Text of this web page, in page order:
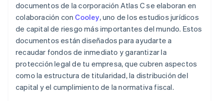
documentos de la corporación Atlas C se elaboran en
colaboración con Cooley, uno de los estudios jurídicos
de capital de riesgo más importantes del mundo. Estos
documentos están diseñados para ayudarte a
recaudar fondos de inmediato y garantizar la
protección legal de tu empresa, que cubren aspectos
como la estructura de titularidad, la distribución del
capital y el cumplimiento de la normativa fiscal.